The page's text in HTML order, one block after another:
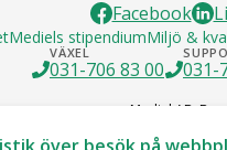
Facebook
Mediels stipendiumMiljö &
VÄXEL
031-706 83 00 031-
Mediel AB,